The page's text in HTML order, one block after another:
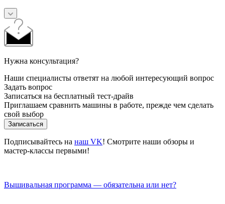
Нужна консультация?
Наши специалисты ответят на любой интересующий вопрос
Задать вопрос
Записаться на бесплатный тест-драйв
Приглашаем сравнить машины в работе, прежде чем сделать
свой выбор
Записаться
Подписывайтесь на наш VK! Смотрите наши обзоры и
мастер-классы первыми!
Вышивальная программа — обязательна или нет?